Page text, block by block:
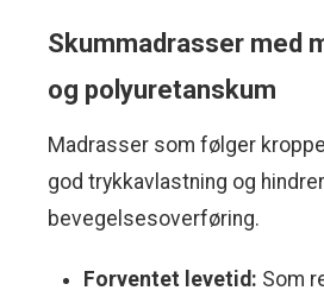
Skummadrasser med
og polyuretanskum
Madrasser som følger
god trykkavlastning og hindrer
bevegelsesoverføring.
Forventet levetid: Som